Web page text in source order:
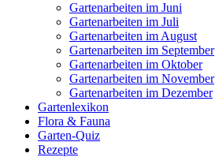
Gartenarbeiten im Juni
Gartenarbeiten im Juli
Gartenarbeiten im August
Gartenarbeiten im September
Gartenarbeiten im Oktober
Gartenarbeiten im November
Gartenarbeiten im Dezember
Gartenlexikon
Flora & Fauna
Garten-Quiz
Rezepte